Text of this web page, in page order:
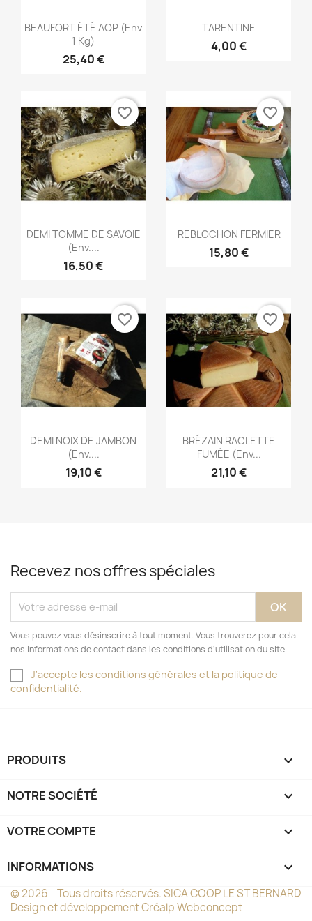
Aperçu rapide
BEAUFORT ÉTÉ AOP (env
1 Kg)
25,40 €
Aperçu rapide
TARENTINE
4,00 €
Aperçu rapide
DEMI TOMME DE SAVOIE
(env....
16,50 €
favorite_border
Aperçu rapide
REBLOCHON FERMIER
15,80 €
favorite_border
Aperçu rapide
DEMI NOIX DE JAMBON
(env....
19,10 €
favorite_border
Aperçu rapide
BRÉZAIN RACLETTE
FUMÉE (env...
21,10 €
favorite_border
Recevez nos offres spéciales
Vous pouvez vous désinscrire à tout moment. Vous trouverez pour cela
nos informations de contact dans les conditions d'utilisation du site.
J'accepte les conditions générales et la politique de
confidentialité.
PRODUITS 
NOTRE SOCIÉTÉ 
VOTRE COMPTE 
INFORMATIONS keyboard_arrow_down
© 2026 - Tous droits réservés. SICA COOP LE ST BERNARD
Design et développementCréalp Webconcept